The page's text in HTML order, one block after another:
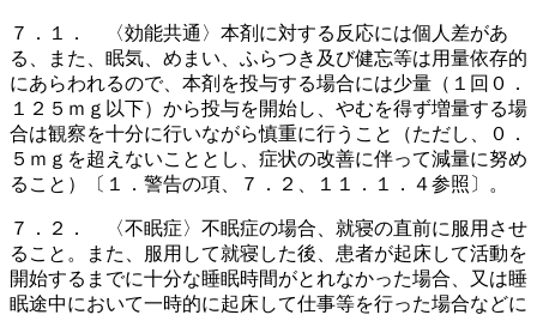
７．１． 〈効能共通〉本剤に対する反応には個人差があ
る、また、眠気、めまい、ふらつき及び健忘等は用量依存的
にあらわれるので、本剤を投与する場合には少量（１回０．
１２５ｍｇ以下）から投与を開始し、やむを得ず増量する場
合は観察を十分に行いながら慎重に行うこと（ただし、０．
５ｍｇを超えないこととし、症状の改善に伴って減量に努め
ること）〔１．警告の項、７．２、１１．１．４参照〕。
７．２． 〈不眠症〉不眠症の場合、就寝の直前に服用させ
ること。また、服用して就寝した後、患者が起床して活動を
開始するまでに十分な睡眠時間がとれなかった場合、又は睡
眠途中において一時的に起床して仕事等を行った場合などに